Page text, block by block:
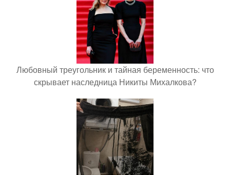
Любовный треугольник и тайная беременность: что
скрывает наследница Никиты Михалкова?